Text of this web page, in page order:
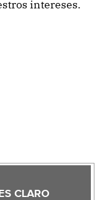
intereses.
CLARO